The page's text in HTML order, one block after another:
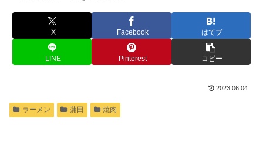
X Facebook はてブ
LINE Pinterest コピー
2023.06.04
ラーメン 蒲田 焼肉